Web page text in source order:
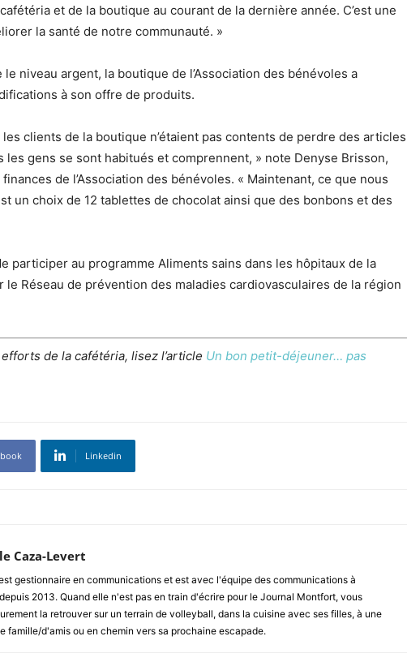
et de la boutique au courant de la dernière année. C’est une
la santé de notre communauté. »
niveau argent, la boutique de l’Association des bénévoles a
à son offre de produits.
les clients de la boutique n’étaient pas contents de perdre des articles
les gens se sont habitués et comprennent, » note Denyse Brisson,
de l’Association des bénévoles. « Maintenant, ce que nous
un choix de 12 tablettes de chocolat ainsi que des bonbons et des
participer au programme Aliments sains dans les hôpitaux de la
le Réseau de prévention des maladies cardiovasculaires de la région
de la cafétéria, lisez l’article Un bon petit-déjeuner… pas
Linkedin
Caza-Levert
gestionnaire en communications et est avec l'équipe des communications à
2013. Quand elle n'est pas en train d'écrire pour le Journal Montfort, vous
la retrouver sur un terrain de volleyball, dans la cuisine avec ses filles, à une
famille/d'amis ou en chemin vers sa prochaine escapade.